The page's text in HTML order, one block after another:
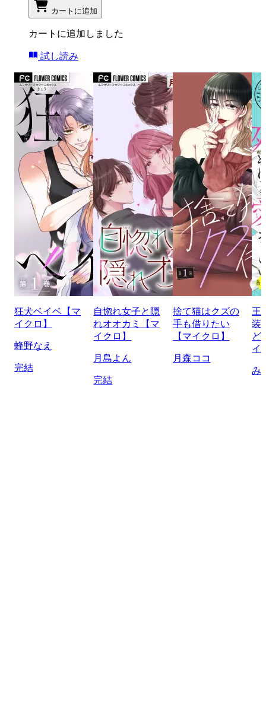
カートに追加
カートに追加しました
試し読み
狂犬ベイベ【マ
イクロ】
蜂野なえ
完結
自惚れ女子と隠
れオオカミ【マ
イクロ】
月島よん
完結
捨て猫はクズの
手も借りたい
【マイクロ】
月森ココ
王
装
ど
イ
み